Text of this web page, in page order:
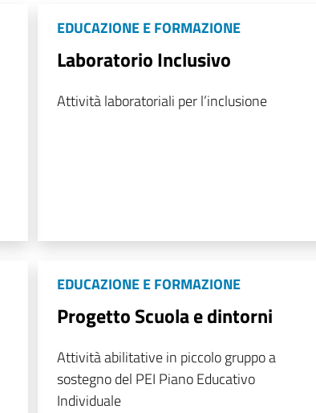
EDUCAZIONE E FORMAZIONE
Laboratorio Inclusivo
Attività laboratoriali per l’inclusione
EDUCAZIONE E FORMAZIONE
Progetto Scuola e dintorni
Attività abilitative in piccolo gruppo a
sostegno del PEI Piano Educativo
Individuale